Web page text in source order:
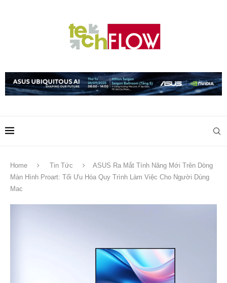
Home Tin Tức
ASUS Ra Mắt Tính Năng Mới Trên Dòng
Màn Hình Proart: Tối Ưu Hóa Quy Trình Làm Việc Cho Người Dùng
Mac